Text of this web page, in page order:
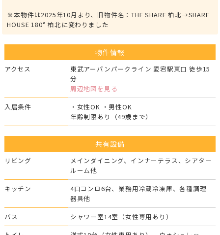
※本物件は2025年10月より、旧物件名：THE SHARE 柏北→SHARE
HOUSE 180° 柏北に変わりました
物件情報
アクセス
東武アーバンパークライン 愛宕駅東口 徒歩15
分
周辺地図を見る
入居条件
・女性OK ・男性OK
年齢制限あり（49歳まで）
共有設備
リビング
メインダイニング、インナーテラス、シアター
ルーム他
キッチン
4口コンロ6台、業務用冷蔵冷凍庫、各種調理
器具他
バス
シャワー室14室（女性専用あり）